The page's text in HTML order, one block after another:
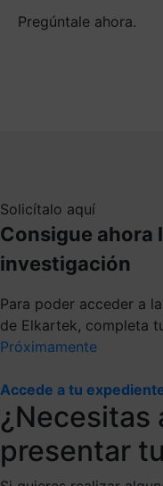
Pregúntale ahora.
Solicítalo aquí
¿Necesitas
presentar
Consigue ahora
investigación
Para poder acceder a
de Elkartek, completa
Próximamente
Accede a tu